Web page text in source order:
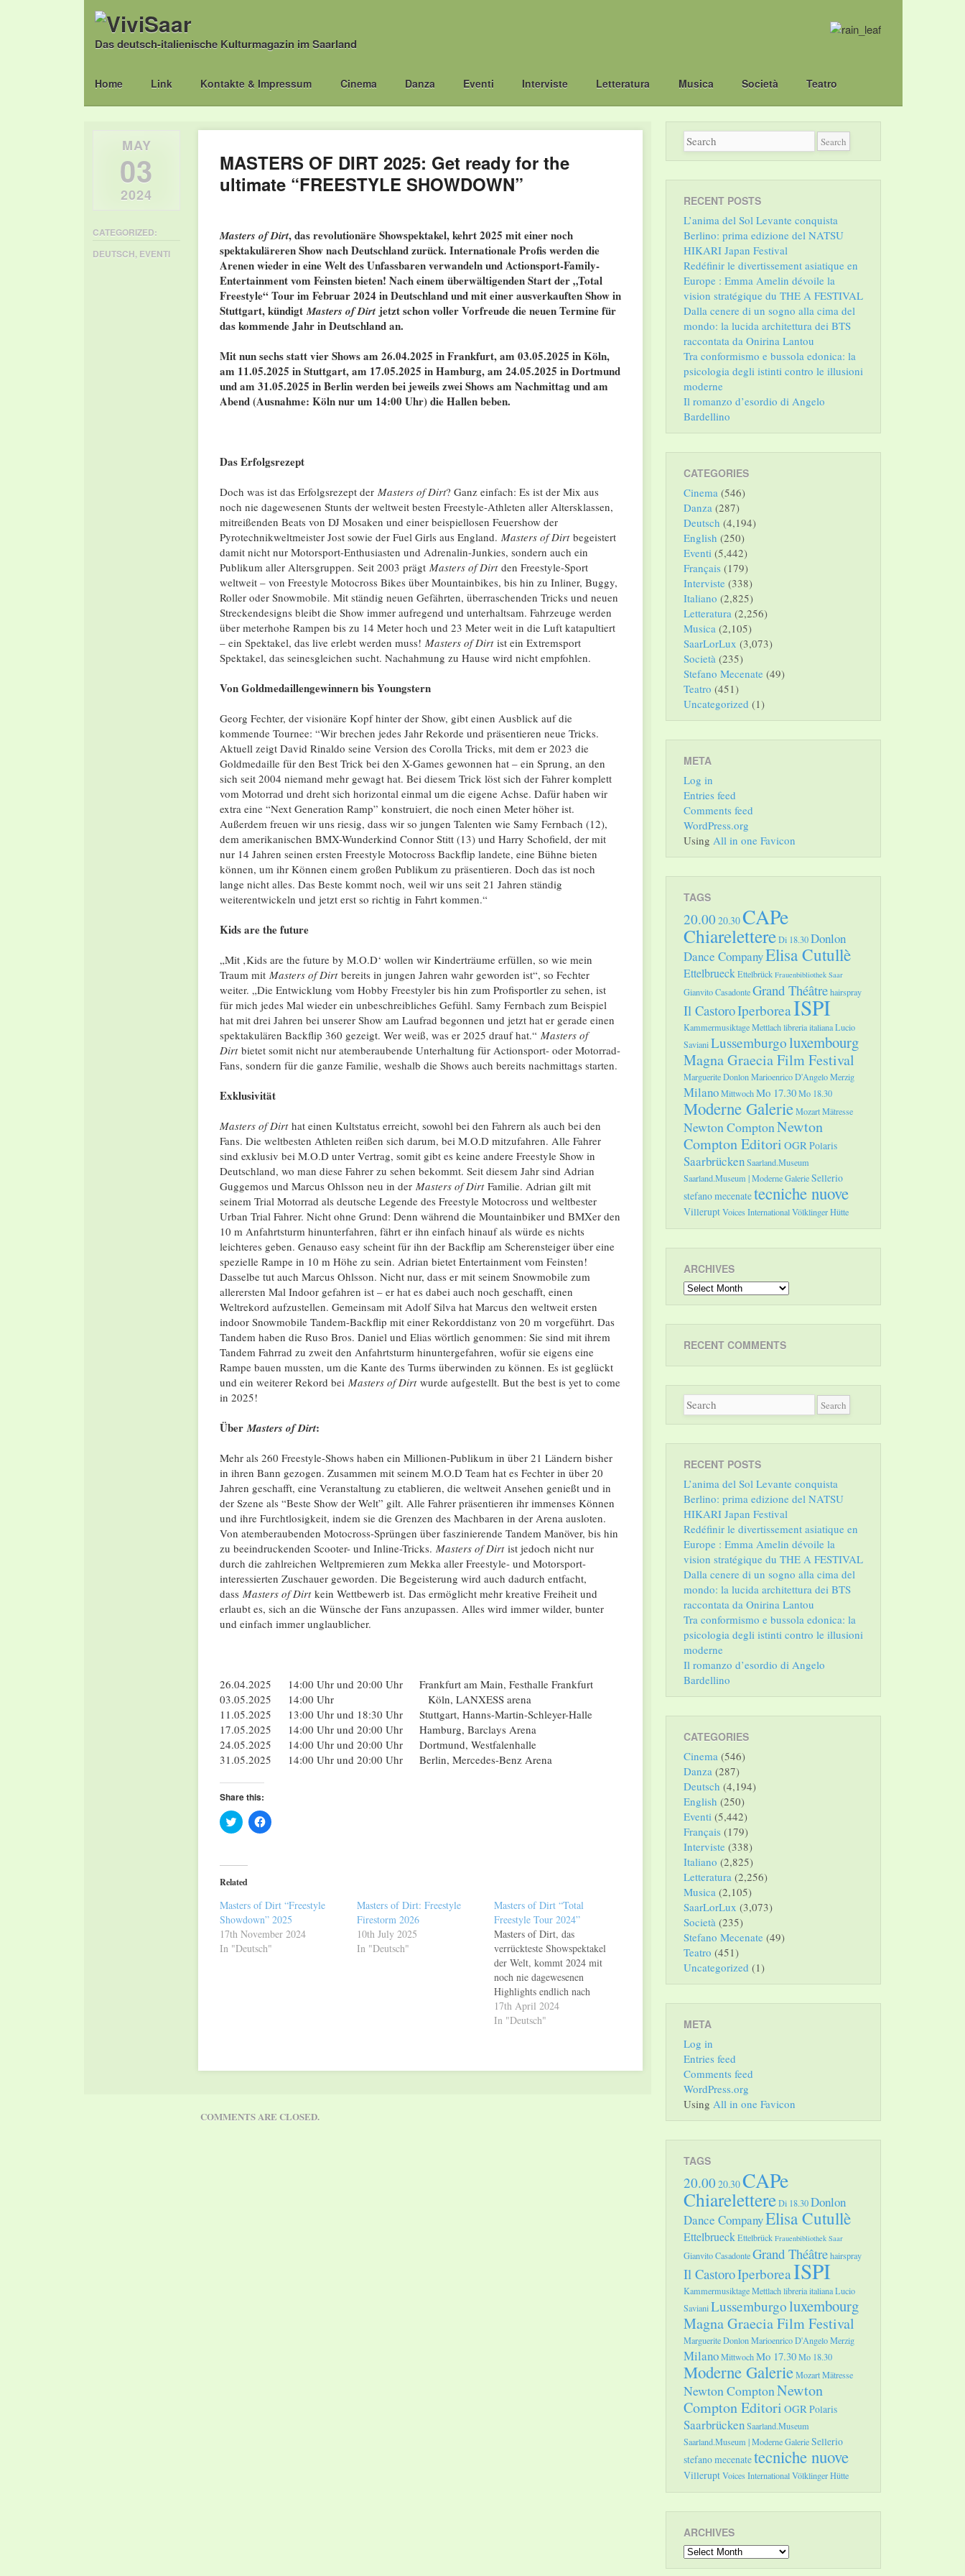
Das deutsch-italienische Kulturmagazin im Saarland
Main menu
Skip
Home Link Kontakte & Impressum Cinema Danza Eventi Interviste Letteratura Musica Società Teatro
MASTERS OF DIRT 2025: Get ready for the
ultimate “FREESTYLE SHOWDOWN”
Masters of Dirt, das revolutionäre Showspektakel, kehrt 2025 mit einer noch
spektakuläreren Show nach Deutschland zurück. Internationale Profis werden die
Arenen wieder in eine Welt des Unfassbaren verwandeln und Actionsport-Family-
Entertainment vom Feinsten bieten! Nach einem überwältigenden Start der „Total
Freestyle“ Tour im Februar 2024 in Deutschland und mit einer ausverkauften Show in
Stuttgart, kündigtMasters of Dirtjetzt schon voller Vorfreude die neuen Termine für
das kommende Jahr in Deutschland an.
Mit nun sechs statt vier Shows am 26.04.2025 in Frankfurt, am 03.05.2025 in Köln,
am 11.05.2025 in Stuttgart, am 17.05.2025 in Hamburg, am 24.05.2025 in Dortmund
und am 31.05.2025 in Berlin werden bei jeweils zwei Shows am Nachmittag und am
Abend (Ausnahme: Köln nur um 14:00 Uhr) die Hallen beben.
Das Erfolgsrezept
Doch was ist das Erfolgsrezept der Masters of Dirt? Ganz einfach: Es ist der Mix aus
noch nie dagewesenen Stunts der weltweit besten Freestyle-Athleten aller Altersklassen,
mitreißenden Beats von DJ Mosaken und einer beispiellosen Feuershow der
Pyrotechnikweltmeister Jost sowie der Fuel Girls aus England. Masters of Dirtbegeistert
damit nicht nur Motorsport-Enthusiasten und Adrenalin-Junkies, sondern auch ein
Publikum aller Altersgruppen. Seit 2003 prägt Masters of Dirtden Freestyle-Sport
weltweit – von Freestyle Motocross Bikes über Mountainbikes, bis hin zu Inliner, Buggy,
Roller oder Snowmobile. Mit ständig neuen Gefährten, überraschenden Tricks und neuen
Streckendesigns bleibt die Show immer aufregend und unterhaltsam. Fahrzeuge werden
über meterhohe Rampen bis zu 14 Meter hoch und 23 Meter weit in die Luft katapultiert
– ein Spektakel, das live erlebt werden muss! Masters of Dirtist ein Extremsport
Spektakel, das seinesgleichen sucht. Nachahmung zu Hause wird nicht empfohlen.
Von Goldmedaillengewinnern bis Youngstern
Georg Fechter, der visionäre Kopf hinter der Show, gibt einen Ausblick auf die
kommende Tournee: “Wir brechen jedes Jahr Rekorde und präsentieren neue Tricks.
Aktuell zeigt David Rinaldo seine Version des Corolla Tricks, mit dem er 2023 die
Goldmedaille für den Best Trick bei den X-Games gewonnen hat – ein Sprung, an den
sich seit 2004 niemand mehr gewagt hat. Bei diesem Trick löst sich der Fahrer komplett
vom Motorrad und dreht sich horizontal einmal um die eigene Achse. Dafür haben wir
extra eine “Next Generation Ramp” konstruiert, die noch einen Meter höher ist.
Außerdem freuen wir uns riesig, dass wir so jungen Talenten wie Samy Fernbach (12),
dem amerikanischen BMX-Wunderkind Connor Stitt (13) und Harry Schofield, der mit
nur 14 Jahren seinen ersten Freestyle Motocross Backflip landete, eine Bühne bieten
können, um ihr Können einem großen Publikum zu präsentieren. Doch das ist noch
lange nicht alles. Das Beste kommt noch, weil wir uns seit 21 Jahren ständig
weiterentwickeln und jetzt erst so richtig in Fahrt kommen.“
Kids are the future
„Mit ‚Kids are the future by M.O.D‘ wollen wir Kinderträume erfüllen, so wie mein
Traum mit Masters of Dirt bereits in jungen Jahren wahr geworden ist“, so Fechter
weiter. „Die Entwicklung vom Hobby Freestyler bis hin zum Profisportler zu sehen, ist
für mich jedes Mal wieder ein unbeschreibliches Gefühl. Samy Fernbach zum Beispiel
hat mit drei Jahren bei unserer Show am Laufrad begonnen und jetzt hat er gerade einen
spektakulären Backflip 360 gezeigt. Wer weiß, was er 2025 drauf hat.“ Masters of
Dirt bietet somit nicht nur atemberaubende Unterhaltung für Actionsport- oder Motorrad-
Fans, sondern für die ganze Familie, weshalb die Shows auch bereits nachmittags starten.
Exklusivität
Masters of Dirthat einen Kultstatus erreicht, sowohl bei den Fahrern als auch bei den
Fans. Die weltbesten Athleten reißen sich darum, bei M.O.D mitzufahren. Alle Fahrer
sind exklusiv bei M.O.D unter Vertrag, somit gibt es keine andere Freestyle Show in
Deutschland, wo man diese Fahrer zu sehen bekommt. Seit diesem Jahr sind Adrian
Guggemos und Marcus Ohlsson neu in der Masters of Dirt Familie. Adrian gilt mit
seinem Trial Motorrad als deutsche Legende des Freestyle Motocross und weltbester
Urban Trial Fahrer. Nicht ohne Grund: Denn während die Mountainbiker und BMXer den
10 m Anfahrtsturm hinunterfahren, fährt er ihn einfach hinauf als würde es nichts
leichteres geben. Genauso easy scheint für ihn der Backflip am Scherensteiger über eine
spezielle Rampe in 10 m Höhe zu sein. Adrian bietet Entertainment vom Feinsten!
Dasselbe tut auch Marcus Ohlsson. Nicht nur, dass er mit seinem Snowmobile zum
allerersten Mal Indoor gefahren ist – er hat es dabei auch noch geschafft, einen
Weltrekord aufzustellen. Gemeinsam mit Adolf Silva hat Marcus den weltweit ersten
indoor Snowmobile Tandem-Backflip mit einer Rekorddistanz von 20 m vorgeführt. Das
Tandem haben die Ruso Bros. Daniel und Elias wörtlich genommen: Sie sind mit ihrem
Tandem Fahrrad zu zweit den Anfahrtsturm hinuntergefahren, wofür sie eigens eine
Rampe bauen mussten, um die Kante des Turms überwinden zu können. Es ist geglückt
und ein weiterer Rekord bei Masters of Dirt wurde aufgestellt. But the best is yet to come
in 2025!
ÜberMasters of Dirt:
Mehr als 260 Freestyle-Shows haben ein Millionen-Publikum in über 21 Ländern bisher
in ihren Bann gezogen. Zusammen mit seinem M.O.D Team hat es Fechter in über 20
Jahren geschafft, eine Veranstaltung zu etablieren, die weltweit Ansehen genießt und in
der Szene als “Beste Show der Welt” gilt. Alle Fahrer präsentieren ihr immenses Können
und ihre Furchtlosigkeit, indem sie die Grenzen des Machbaren in der Arena ausloten.
Von atemberaubenden Motocross-Sprüngen über faszinierende Tandem Manöver, bis hin
zu beeindruckenden Scooter- und Inline-Tricks. Masters of Dirtist jedoch nicht nur
durch die zahlreichen Weltpremieren zum Mekka aller Freestyle- und Motorsport-
interessierten Zuschauer geworden. Die Begeisterung wird auch dadurch entfacht,
dass Masters of Dirtkein Wettbewerb ist. Das ermöglicht mehr kreative Freiheit und
erlaubt es, sich an die Wünsche der Fans anzupassen. Alles wird immer wilder, bunter
und einfach immer unglaublicher.
26.04.2025 14:00 Uhr und 20:00 Uhr Frankfurt am Main, Festhalle Frankfurt
03.05.2025 14:00 Uhr Köln, LANXESS arena
11.05.2025 13:00 Uhr und 18:30 Uhr Stuttgart, Hanns-Martin-Schleyer-Halle
17.05.2025 14:00 Uhr und 20:00 Uhr Hamburg, Barclays Arena
24.05.2025 14:00 Uhr und 20:00 Uhr Dortmund, Westfalenhalle
31.05.2025 14:00 Uhr und 20:00 Uhr Berlin, Mercedes-Benz Arena
Share this:
Click
to
(Opens
in
new
Click
to
Related
Masters of Dirt “Freestyle
Showdown” 2025
17th November 2024
In "Deutsch"
Masters of Dirt: Freestyle
Firestorm 2026
10th July 2025
In "Deutsch"
Masters of Dirt “Total
Freestyle Tour 2024”
Masters of Dirt, das
verrückteste Showspektakel
der Welt, kommt 2024 mit
noch nie dagewesenen
Highlights endlich nach
Deutschland. Ein Kader der
weltweit besten Freestyle-
17th April 2024
In "Deutsch"
MAY
03
2024
CATEGORIZED:
DEUTSCH, EVENTI
COMMENTS ARE CLOSED.
RECENT POSTS
L’anima del Sol Levante conquista
Berlino: prima edizione del NATSU
HIKARI Japan Festival
Redéfinir le divertissement asiatique en
Europe : Emma Amelin dévoile la
vision stratégique du THE A FESTIVAL
Dalla cenere di un sogno alla cima del
mondo: la lucida architettura dei BTS
raccontata da Onirina Lantou
Tra conformismo e bussola edonica: la
psicologia degli istinti contro le illusioni
moderne
Il romanzo d’esordio di Angelo
Bardellino
CATEGORIES
Cinema (546)
Danza (287)
Deutsch (4,194)
English (250)
Eventi (5,442)
Français (179)
Interviste (338)
Italiano (2,825)
Letteratura (2,256)
Musica (2,105)
SaarLorLux (3,073)
Società (235)
Stefano Mecenate (49)
Teatro (451)
Uncategorized (1)
META
Log in
Entries feed
Comments feed
WordPress.org
Using All in one Favicon
TAGS
20.00 20.30CAPe
ChiarelettereDi 18.30Donlon
Dance CompanyElisa Cutullè
EttelbrueckEttelbrück Frauenbibliothek Saar
Gianvito CasadonteGrand Théâtrehairspray
Il CastoroIperboreaISPI
Kammermusiktage Mettlachlibreria italianaLucio
SavianiLussemburgoluxembourg
Magna Graecia Film Festival
Marguerite DonlonMarioenrico D'AngeloMerzig
MilanoMittwochMo 17.30Mo 18.30
Moderne GalerieMozartMätresse
Newton ComptonNewton
Compton Editori OGRPolaris
SaarbrückenSaarland.Museum
Saarland.Museum | Moderne GalerieSellerio
stefano mecenatetecniche nuove
VilleruptVoices InternationalVölklinger Hütte
ARCHIVES
Archives
RECENT COMMENTS
RECENT POSTS
L’anima del Sol Levante conquista
Berlino: prima edizione del NATSU
HIKARI Japan Festival
Redéfinir le divertissement asiatique en
Europe : Emma Amelin dévoile la
vision stratégique du THE A FESTIVAL
Dalla cenere di un sogno alla cima del
mondo: la lucida architettura dei BTS
raccontata da Onirina Lantou
Tra conformismo e bussola edonica: la
psicologia degli istinti contro le illusioni
moderne
Il romanzo d’esordio di Angelo
Bardellino
CATEGORIES
Cinema (546)
Danza (287)
Deutsch (4,194)
English (250)
Eventi (5,442)
Français (179)
Interviste (338)
Italiano (2,825)
Letteratura (2,256)
Musica (2,105)
SaarLorLux (3,073)
Società (235)
Stefano Mecenate (49)
Teatro (451)
Uncategorized (1)
META
Log in
Entries feed
Comments feed
WordPress.org
Using All in one Favicon
TAGS
20.00 20.30CAPe
ChiarelettereDi 18.30Donlon
Dance CompanyElisa Cutullè
EttelbrueckEttelbrück Frauenbibliothek Saar
Gianvito CasadonteGrand Théâtrehairspray
Il CastoroIperboreaISPI
Kammermusiktage Mettlachlibreria italianaLucio
SavianiLussemburgoluxembourg
Magna Graecia Film Festival
Marguerite DonlonMarioenrico D'AngeloMerzig
MilanoMittwochMo 17.30Mo 18.30
Moderne GalerieMozartMätresse
Newton ComptonNewton
Compton Editori OGRPolaris
SaarbrückenSaarland.Museum
Saarland.Museum | Moderne GalerieSellerio
stefano mecenatetecniche nuove
VilleruptVoices InternationalVölklinger Hütte
ARCHIVES
Archives